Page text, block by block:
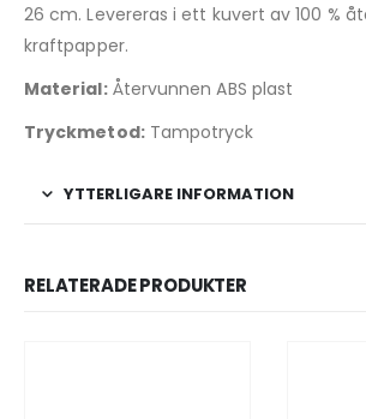
26 cm. Levereras i ett kuvert av 100 %
kraftpapper.
Material:Återvunnen ABS plast
Tryckmetod:Tampotryck
YTTERLIGARE INFORMATION
RELATERADE PRODUKTER